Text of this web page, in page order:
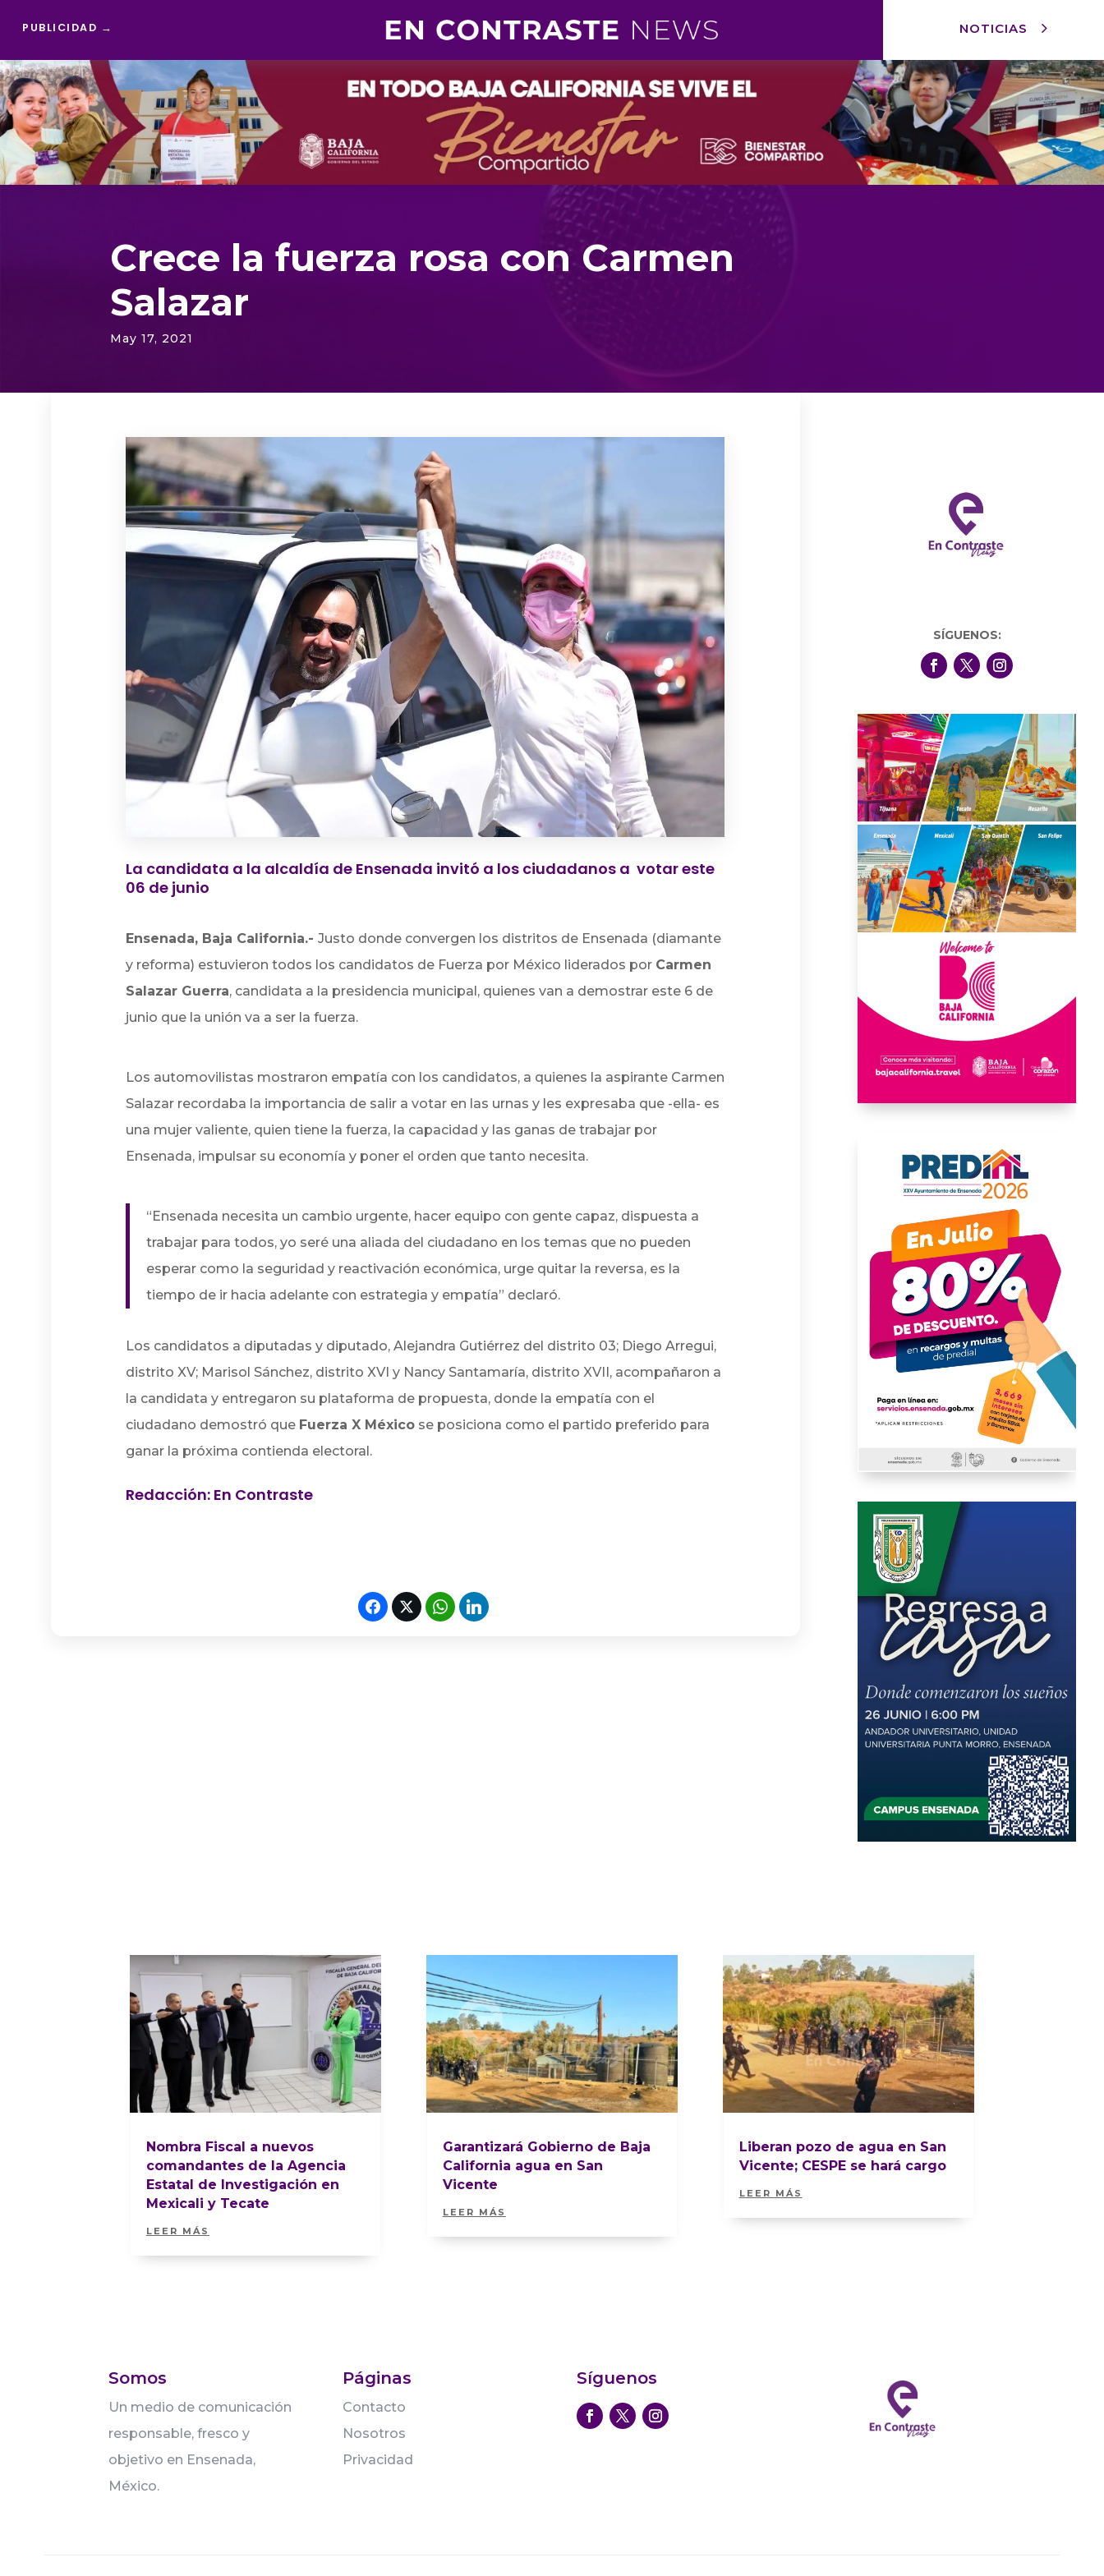
PUBLICIDAD → NOTICIAS
Reproductor
de
vídeo
Crece la fuerza rosa con Carmen
Salazar
May 17, 2021
La candidata a la alcaldía de Ensenada invitó a los ciudadanos a votar este
06 de junio
Ensenada, Baja California.- Justo donde convergen los distritos de Ensenada (diamante
y reforma) estuvieron todos los candidatos de Fuerza por México liderados por Carmen
Salazar Guerra, candidata a la presidencia municipal, quienes van a demostrar este 6 de
junio que la unión va a ser la fuerza.
Los automovilistas mostraron empatía con los candidatos, a quienes la aspirante Carmen
Salazar recordaba la importancia de salir a votar en las urnas y les expresaba que -ella- es
una mujer valiente, quien tiene la fuerza, la capacidad y las ganas de trabajar por
Ensenada, impulsar su economía y poner el orden que tanto necesita.
“Ensenada necesita un cambio urgente, hacer equipo con gente capaz, dispuesta a
trabajar para todos, yo seré una aliada del ciudadano en los temas que no pueden
esperar como la seguridad y reactivación económica, urge quitar la reversa, es la
tiempo de ir hacia adelante con estrategia y empatía” declaró.
Los candidatos a diputadas y diputado, Alejandra Gutiérrez del distrito 03; Diego Arregui,
distrito XV; Marisol Sánchez, distrito XVI y Nancy Santamaría, distrito XVII, acompañaron a
la candidata y entregaron su plataforma de propuesta, donde la empatía con el
ciudadano demostró que Fuerza X Méxicose posiciona como el partido preferido para
ganar la próxima contienda electoral.
Redacción: En Contraste
SÍGUENOS:
Nombra Fiscal a nuevos
comandantes de la Agencia
Estatal de Investigación en
Mexicali y Tecate
LEER MÁS
Garantizará Gobierno de Baja
California agua en San
Vicente
LEER MÁS
Liberan pozo de agua en San
Vicente; CESPE se hará cargo
LEER MÁS
Somos
Un medio de comunicación
responsable, fresco y
objetivo en Ensenada,
México.
Páginas
Contacto
Nosotros
Privacidad
Síguenos